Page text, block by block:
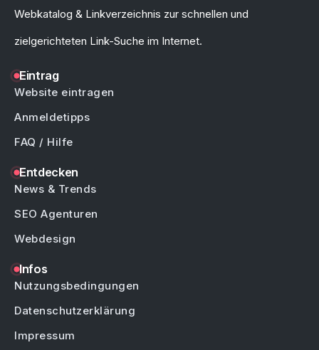
Webkatalog & Linkverzeichnis zur schnellen und
zielgerichteten Link-Suche im Internet.
Eintrag
Website eintragen
Anmeldetipps
FAQ / Hilfe
Entdecken
News & Trends
SEO Agenturen
Webdesign
Infos
Nutzungsbedingungen
Datenschutzerklärung
Impressum